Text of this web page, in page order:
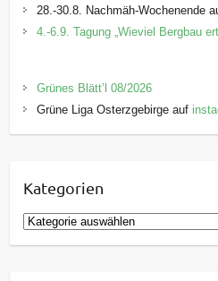
28.-30.8. Nachmäh-Wochenende
4.-6.9. Tagung „Wieviel Bergbau
Grünes Blätt’l 08/2026
Grüne Liga Osterzgebirge auf
Kategorien
K
a